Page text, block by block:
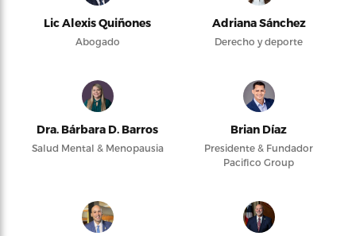
Lic Alexis Quiñones
Abogado
Adriana Sánchez
Derecho y deporte
Dra. Bárbara D. Barros
Salud Mental & Menopausia
Brian Díaz
Presidente & Fundador
Pacifico Group